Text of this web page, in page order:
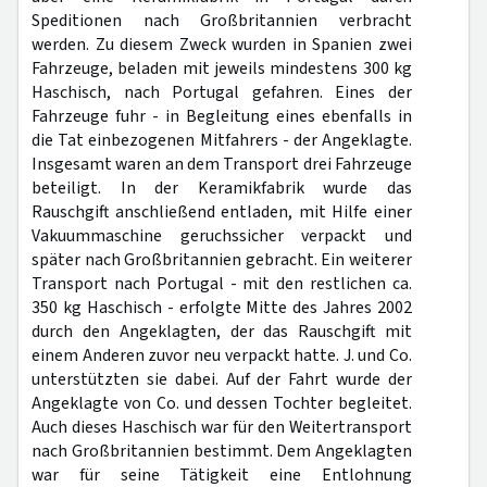
Speditionen nach Großbritannien verbracht
werden. Zu diesem Zweck wurden in Spanien zwei
Fahrzeuge, beladen mit jeweils mindestens 300 kg
Haschisch, nach Portugal gefahren. Eines der
Fahrzeuge fuhr - in Begleitung eines ebenfalls in
die Tat einbezogenen Mitfahrers - der Angeklagte.
Insgesamt waren an dem Transport drei Fahrzeuge
beteiligt. In der Keramikfabrik wurde das
Rauschgift anschließend entladen, mit Hilfe einer
Vakuummaschine geruchssicher verpackt und
später nach Großbritannien gebracht. Ein weiterer
Transport nach Portugal - mit den restlichen ca.
350 kg Haschisch - erfolgte Mitte des Jahres 2002
durch den Angeklagten, der das Rauschgift mit
einem Anderen zuvor neu verpackt hatte. J. und Co.
unterstützten sie dabei. Auf der Fahrt wurde der
Angeklagte von Co. und dessen Tochter begleitet.
Auch dieses Haschisch war für den Weitertransport
nach Großbritannien bestimmt. Dem Angeklagten
war für seine Tätigkeit eine Entlohnung